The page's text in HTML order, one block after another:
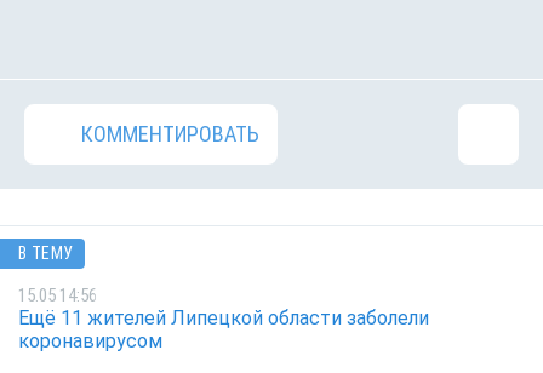
КОММЕНТИРОВАТЬ
В ТЕМУ
15.05 14:56
Ещё 11 жителей Липецкой области заболели
коронавирусом